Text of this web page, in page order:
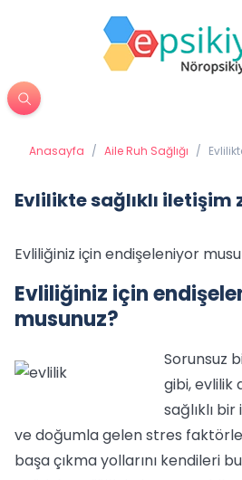
Anasayfa / Aile Ruh Sağlığı /
Evlilikte sağlıklı iletişim
Evliliğiniz için endişeleniyor
Evliliğiniz için
musunuz?
Sorunsuz
gibi, evlilik
sağlıklı
ve doğumla gelen stres
başa çıkma yollarını kendileri